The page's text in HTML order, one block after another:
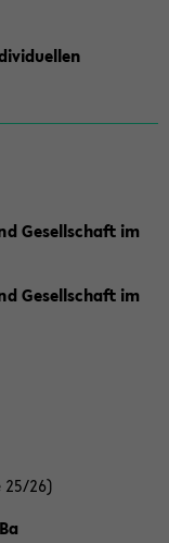
Gesellschaft im
Gesellschaft im
26)